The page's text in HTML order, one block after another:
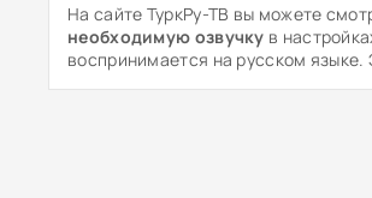
На сайте ТуркРу-ТВ вы можете
необходимую озвучку в
воспринимается на русском языке.